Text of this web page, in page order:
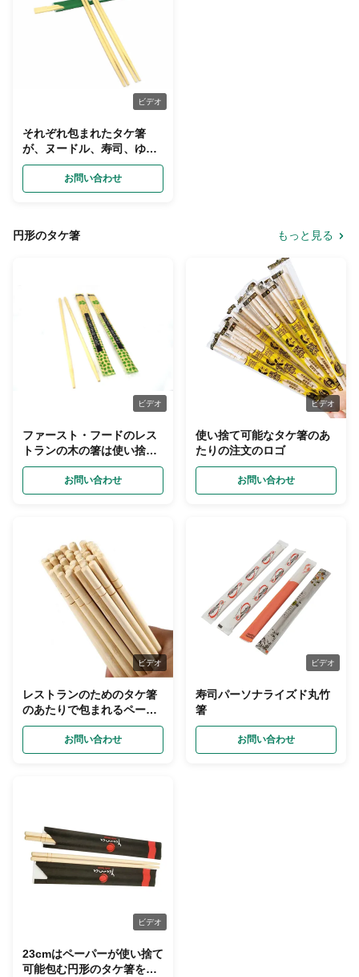
ビデオ
それぞれ包まれたタケ箸
が、ヌードル、寿司、ゆで
団子を食べるのに使用する
ことができるお問い合わせ
円形のタケ箸 もっと見る
ビデオ
ファースト・フードのレス
トランの木の箸は使い捨て
可能ポリ袋で包まれて置い
お問い合わせ
ビデオ
使い捨て可能なタケ箸のあ
たりの注文のロゴ
お問い合わせ
ビデオ
レストランのためのタケ箸
のあたりで包まれるペーパ
ー
お問い合わせ
ビデオ
寿司パーソナライズド丸竹
箸
お問い合わせ
ビデオ
23cmはペーパーが使い捨て
可能包む円形のタケ箸を個